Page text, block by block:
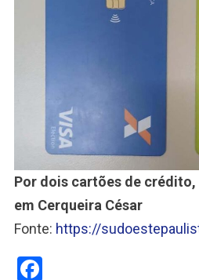
Por dois cartões de
em Cerqueira César
Fonte: https://
Facebook